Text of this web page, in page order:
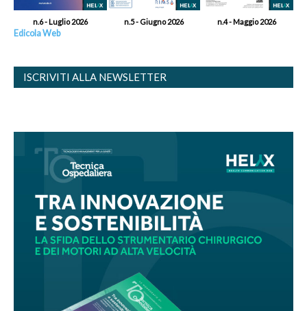
n.6 - Luglio 2026 n.5 - Giugno 2026 n.4 - Maggio 2026
Edicola Web
ISCRIVITI ALLA NEWSLETTER